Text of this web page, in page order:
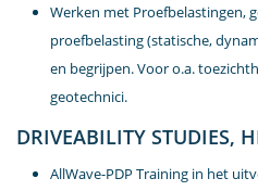
Werken met Proefbelastingen,
proefbelasting (statische,
en begrijpen. Voor o.a.
geotechnici.
DRIVEABILITY STUDIES,
AllWave-PDP Training in het